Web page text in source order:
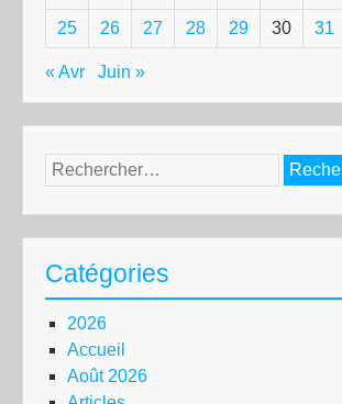
25 26 27 28 29 30 31
« Avr Juin »
Rechercher :
Catégories
2026
Accueil
Août 2026